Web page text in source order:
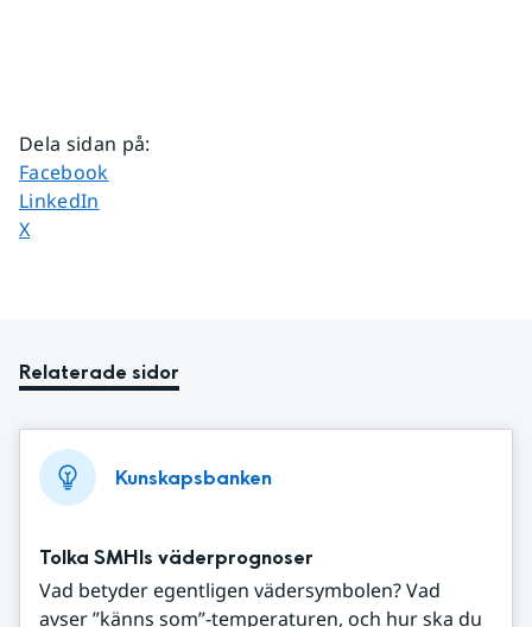
Dela sidan på:
Dela sidan på
Facebook
Dela sidan på
LinkedIn
Dela sidan på
X
Relaterade sidor
Kunskapsbanken
Tolka SMHIs väderprognoser
Vad betyder egentligen vädersymbolen? Vad
avser ”känns som”-temperaturen, och hur ska du